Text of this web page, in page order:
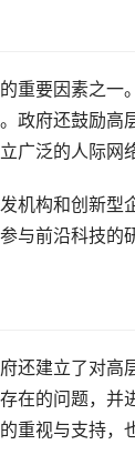
重要因素之
政府还鼓励
广泛的人际网
机构和创新
与前沿科技的
还建立了对
在的问题，
重视与支持，